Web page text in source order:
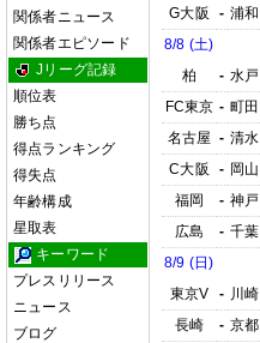
関係者ニュース
関係者エピソード
Jリーグ記録
順位表
勝ち点
得点ランキング
得失点
年齢構成
星取表
キーワード
プレスリリース
ニュース
ブログ
G大阪
- 浦和
8/8 (土)
柏
- 水戸
FC東京 - 町田
名古屋 - 清水
C大阪
- 岡山
福岡
- 神戸
広島
- 千葉
8/9 (日)
東京V
- 川崎
長崎
- 京都